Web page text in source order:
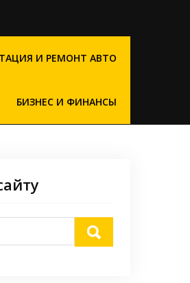
И РЕМОНТ АВТО
БИЗНЕС И ФИНАНСЫ